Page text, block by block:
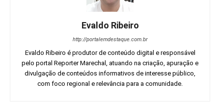
Evaldo Ribeiro
http://portalemdestaque.com.br
Evaldo Ribeiro é produtor de conteúdo digital e responsável
pelo portal Reporter Marechal, atuando na criação, apuração e
divulgação de conteúdos informativos de interesse público,
com foco regional e relevância para a comunidade.